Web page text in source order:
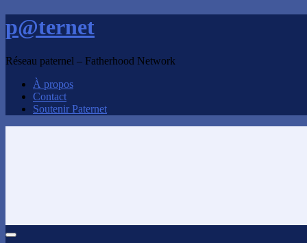
p@ternet
Réseau paternel – Fatherhood Network
À propos
Contact
Soutenir Paternet